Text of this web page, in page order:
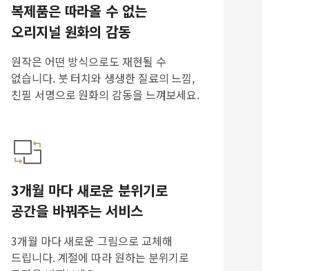
복제품은 따라올 수 없는
오리지널 원화의 감동
원작은 어떤 방식으로도 재현될 수
없습니다. 붓 터치와 생생한 질료의 느낌,
친필 서명으로 원화의 감동을 느껴보세요.
3개월 마다 새로운 분위기로
공간을 바꿔주는 서비스
3개월 마다 새로운 그림으로 교체해
드립니다. 계절에 따라 원하는 분위기로